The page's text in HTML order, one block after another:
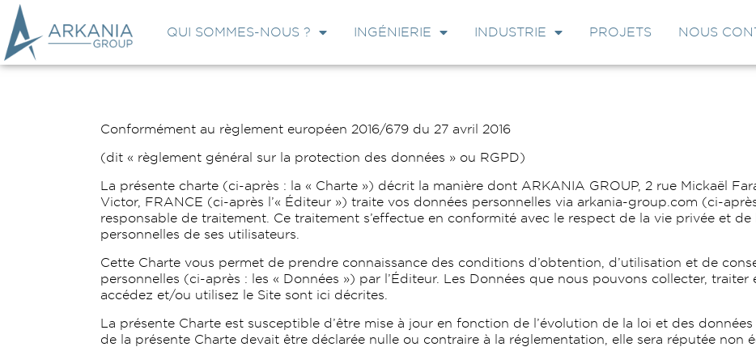
QUI SOMMES-NOUS ? INGÉNIERIE INDUSTRIE PROJETS NOUS
Conformément au règlement européen 2016/679 du 27 avril 2016
(dit « règlement général sur la protection des données » ou RGPD)
La présente charte (ci-après : la « Charte ») décrit la manière dont ARKANIA GROUP, 2 rue Mickaël
Victor, FRANCE (ci-après l’« Éditeur ») traite vos données personnelles via arkania-group.com (ci-
responsable de traitement. Ce traitement s’effectue en conformité avec le respect de la vie privée et
personnelles de ses utilisateurs.
Cette Charte vous permet de prendre connaissance des conditions d’obtention, d’utilisation et de
personnelles (ci-après : les « Données ») par l’Éditeur. Les Données que nous pouvons collecter,
accédez et/ou utilisez le Site sont ici décrites.
La présente Charte est susceptible d’être mise à jour en fonction de l’évolution de la loi et des
de la présente Charte devait être déclarée nulle ou contraire à la réglementation, elle sera réputée non